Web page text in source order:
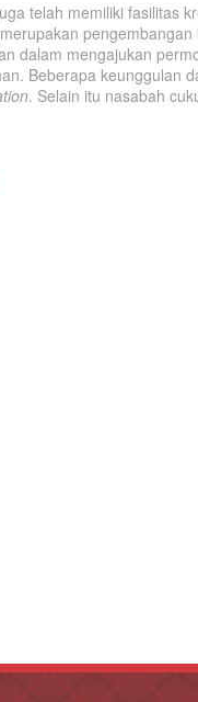
telah memiliki fasilitas
dalam mengajukan
Beberapa keunggulan
. Selain itu nasabah